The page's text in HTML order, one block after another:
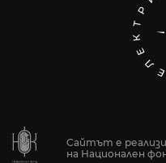
Сайтът е
на Национален